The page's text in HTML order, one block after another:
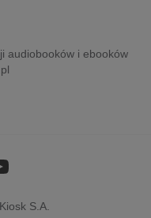
audiobooków i ebooków
S.A.